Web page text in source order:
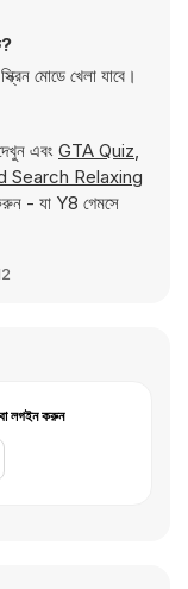
মোডে খেলা যাবে।
এবং GTA Quiz,
Search Relaxing
- যা Y8 গেমসে
লগইন করুন